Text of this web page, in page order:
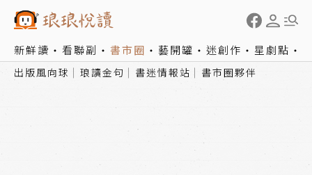
新鮮讀 看聯副 書市圈 藝開罐 迷創作 星劇點
出版風向球 琅讀金句 書迷情報站 書市圈夥伴